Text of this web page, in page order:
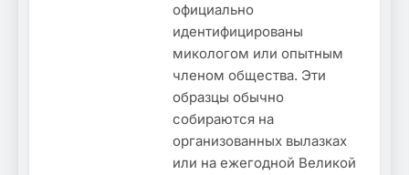
официально
идентифицированы
микологом или опытным
членом общества. Эти
образцы обычно
собираются на
организованных вылазках
или на ежегодной Великой